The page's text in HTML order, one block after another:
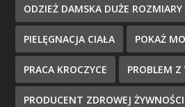
ODZIEŻ DAMSKA DUŻE ROZMIARY
PIELĘGNACJA CIAŁA POKAŻ
PRACA KROCZYCE PROBLEM
PRODUCENT ZDROWEJ ŻYWNOŚCI